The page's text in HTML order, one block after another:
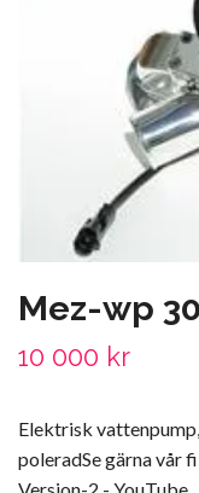
Mez-wp
10 000 kr
Elektrisk
poleradSe gärna vår